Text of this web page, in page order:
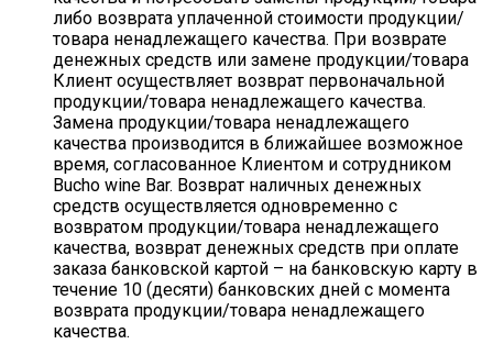
либо возврата уплаченной стоимости продукции/
товара ненадлежащего качества. При возврате
денежных средств или замене продукции/товара
Клиент осуществляет возврат первоначальной
продукции/товара ненадлежащего качества.
Замена продукции/товара ненадлежащего
качества производится в ближайшее возможное
время, согласованное Клиентом и сотрудником
Bucho wine Bar. Возврат наличных денежных
средств осуществляется одновременно с
возвратом продукции/товара ненадлежащего
качества, возврат денежных средств при оплате
заказа банковской картой – на банковскую карту в
течение 10 (десяти) банковских дней с момента
возврата продукции/товара ненадлежащего
качества.